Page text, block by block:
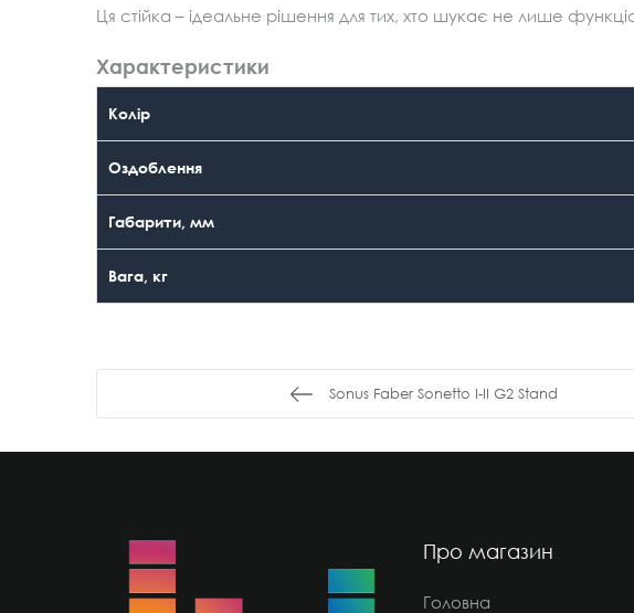
Ця стійка – ідеальне рішення для тих, хто шукає не лише
Характеристики
Колір
Оздоблення
Габарити, мм
Вага, кг
Sonus Faber Sonetto I-II G2 Stand
Про магазин
Головна